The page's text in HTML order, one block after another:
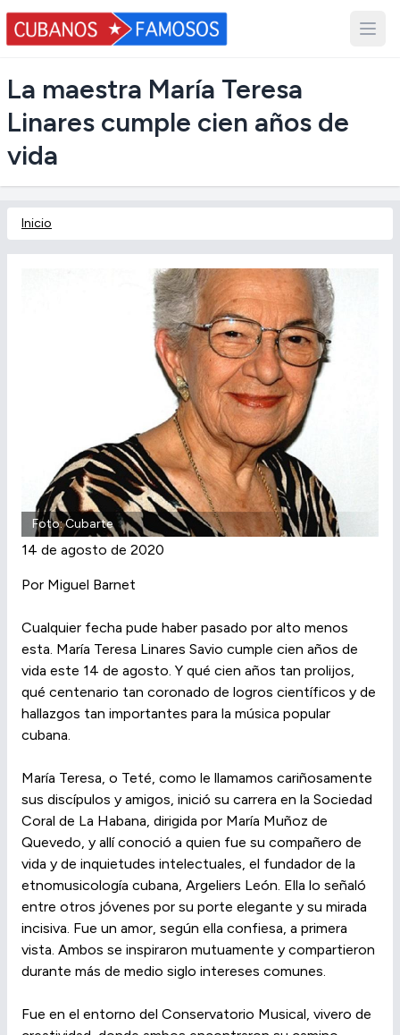
La maestra María Teresa
Linares cumple cien años de
vida
Inicio
Foto: Cubarte
14 de agosto de 2020
Por Miguel Barnet
Cualquier fecha pude haber pasado por alto menos
esta. María Teresa Linares Savio cumple cien años de
vida este 14 de agosto. Y qué cien años tan prolijos,
qué centenario tan coronado de logros científicos y de
hallazgos tan importantes para la música popular
cubana.
María Teresa, o Teté, como le llamamos cariñosamente
sus discípulos y amigos, inició su carrera en la Sociedad
Coral de La Habana, dirigida por María Muñoz de
Quevedo, y allí conoció a quien fue su compañero de
vida y de inquietudes intelectuales, el fundador de la
etnomusicología cubana, Argeliers León. Ella lo señaló
entre otros jóvenes por su porte elegante y su mirada
incisiva. Fue un amor, según ella confiesa, a primera
vista. Ambos se inspiraron mutuamente y compartieron
durante más de medio siglo intereses comunes.
Fue en el entorno del Conservatorio Musical, vivero de